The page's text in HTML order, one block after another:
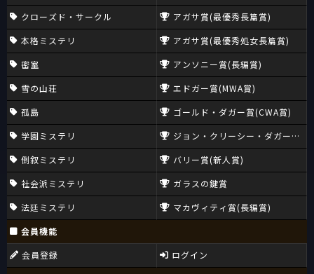
クローズド・サークル
本格ミステリ
密室
雪の山荘
孤島
学園ミステリ
倒叙ミステリ
社会派ミステリ
法廷ミステリ
アガサ賞(最優秀長篇賞)
アガサ賞(最優秀処女長篇賞)
アンソニー賞(長編賞)
エドガー賞(MWA賞)
ゴールド・ダガー賞(CWA賞)
ジョン・クリーシー・ダガー賞
バリー賞(新人賞)
ガラスの鍵賞
マカヴィティ賞(長編賞)
会員機能
会員登録
ログイン